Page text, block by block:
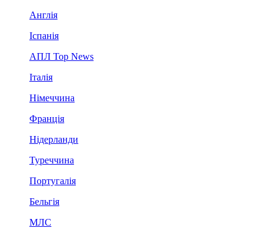
Англія
Іспанія
АПЛ Top News
Італія
Німеччина
Франція
Нідерланди
Туреччина
Португалія
Бельгія
МЛС